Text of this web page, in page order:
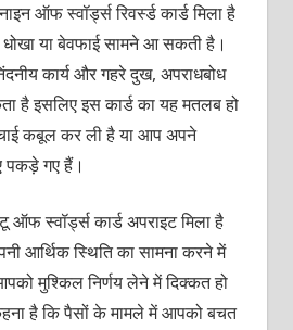
ऑफ स्‍वॉर्ड्स रिवर्स्‍ड कार्ड मिला है
या बेवफाई सामने आ सकती है।
कार्य और गहरे दुख, अपराधबोध
है इसलिए इस कार्ड का यह मतलब हो
कबूल कर ली है या आप अपने
पकड़े गए हैं।
स्‍वॉर्ड्स कार्ड अपराइट मिला है
आर्थिक स्थिति का सामना करने में
मुश्किल निर्णय लेने में दिक्‍कत हो
है कि पैसों के मामले में आपको बचत